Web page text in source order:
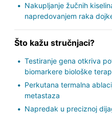
Nakupljanje žučnih
napredovanjem raka
Što kažu stručnjaci?
Testiranje gena otkriva
biomarkere biološke
Perkutana termalna
metastaza
Napredak u preciznoj